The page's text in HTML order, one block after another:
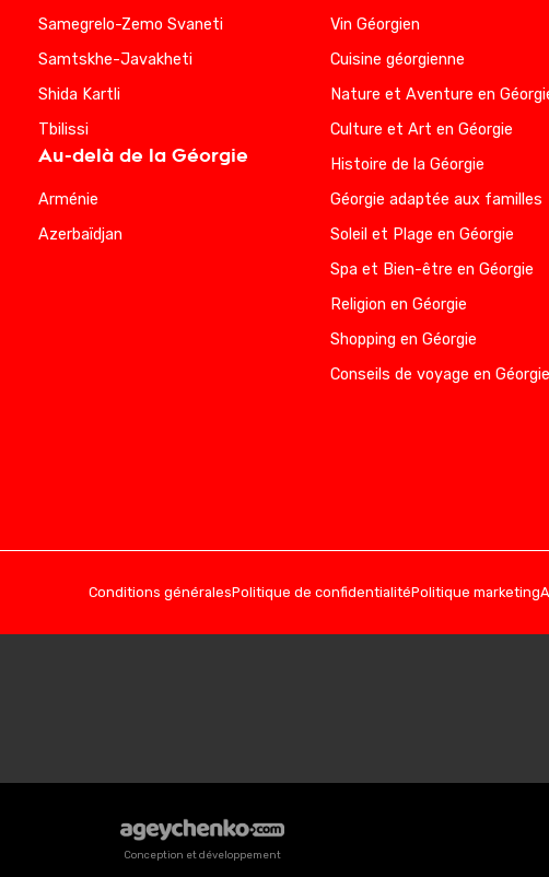
Samegrelo-Zemo Svaneti
Samtskhe-Javakheti
Shida Kartli
Tbilissi
Au-delà de la Géorgie
Arménie
Azerbaïdjan
Vin Géorgien
Cuisine géorgienne
Nature et Aventure en
Culture et Art en Géorgie
Histoire de la Géorgie
Géorgie adaptée aux familles
Soleil et Plage en Géorgie
Spa et Bien-être en Géorgie
Religion en Géorgie
Shopping en Géorgie
Conseils de voyage en Géorgie
Conditions généralesPolitique de confidentialitéPolitique marketing
Conception et développement